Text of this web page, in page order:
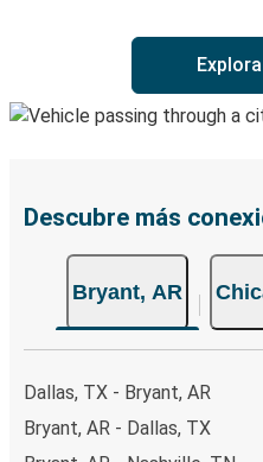
Descubre más
Bryant, AR
Dallas, TX - Bryant, AR
Bryant, AR - Dallas, TX